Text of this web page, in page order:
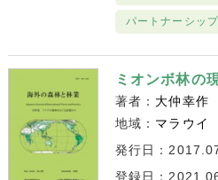
パートナーシッ
ミオンボ林の
著者： 大仲幸作
地域： マラウイ
発行日：
登録日：